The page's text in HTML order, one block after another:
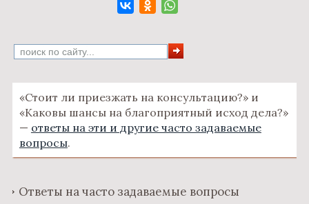
«Стоит ли приезжать на консультацию?» и
«Каковы шансы на благоприятный исход дела?»
— ответы на эти и другие часто задаваемые
вопросы.
Ответы на часто задаваемые вопросы